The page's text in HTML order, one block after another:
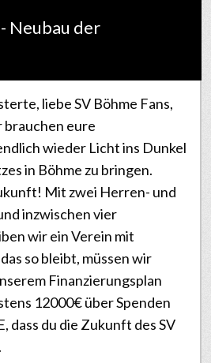
Neubau der
liebe SV Böhme Fans,
eure
wieder Licht ins Dunkel
in Böhme zu bringen.
Mit zwei Herren- und
inzwischen vier
wir ein Verein mit
so bleibt, müssen wir
Finanzierungsplan
12000€ über Spenden
dass du die Zukunft des SV